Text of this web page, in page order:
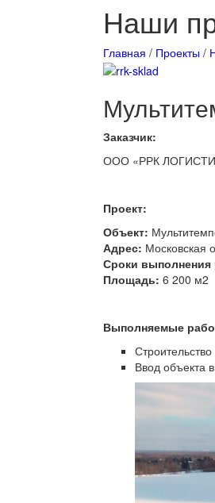
Наши
Главная / Проекты /
Заказчик:
ООО «РРК
Проект:
Объект:
Адрес: Московская
Сроки выполнения
Площадь: 6 200 м2
Выполняемые
Ввод объекта